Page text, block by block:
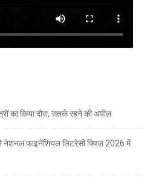
का किया दौरा, सतर्क रहने की अपील
ने नेशनल फाइनेंशियल लिटरेसी क्विज़ 2026 में